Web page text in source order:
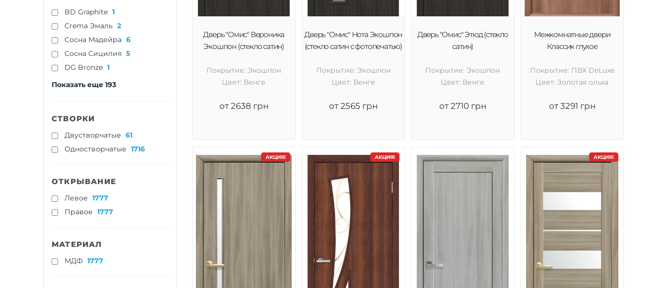
BD Graphite 1
Crema Эмаль 2
Cосна Мадейра 6
Cосна Сицилия 5
DG Bronze 1
Показать еще 193
СТВОРКИ
Двустворчатые 61
Одностворчатые 1716
ОТКРЫВАНИЕ
Левое 1777
Правое 1777
МАТЕРИАЛ
МДФ 1777
Дверь "Омис" Вероника
Экошпон (стекло сатин)
Покрытие: Экошпон
Цвет: Венге
от 2638 грн
Дверь "Омис" Нота Экошпон
(стекло сатин с фотопечатью)
Покрытие: Экошпон
Цвет: Венге
от 2565 грн
Дверь "Омис" Этюд (стекло
сатин)
Покрытие: Экошпон
Цвет: Венге
от 2710 грн
Межкомнатные двери
Классик глухое
Покрытие: ПВХ DeLuxe
Цвет: Золотая ольха
от 3291 грн
АКЦИЯ! АКЦИЯ! АКЦИЯ!